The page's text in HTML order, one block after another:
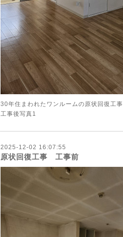
30年住まわれたワンルームの原状回復工事
工事後写真1
2025-12-02 16:07:55
原状回復工事 工事前